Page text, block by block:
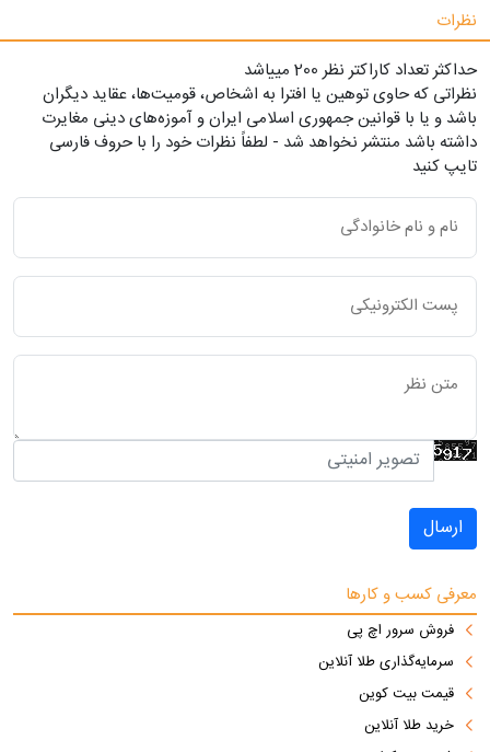
نظرات
حداکثر تعداد کاراکتر نظر 200 ميياشد
نظراتی که حاوی توهین یا افترا به اشخاص، قومیت‌ها، عقاید دیگران
باشد و یا با قوانین جمهوری اسلامی ایران و آموزه‌های دینی مغایرت
داشته باشد منتشر نخواهد شد - لطفاً نظرات خود را با حروف فارسی
تایپ کنید
ارسال
معرفی کسب و کارها
فروش سرور اچ پی
سرمایه‌گذاری طلا آنلاین
قیمت بیت کوین
خرید طلا آنلاین